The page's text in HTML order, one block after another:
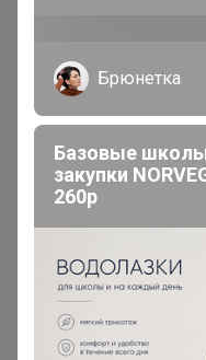
Брюнетка
Базовые
закупки
260р